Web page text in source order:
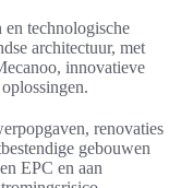
en technologische
architectuur, met
innovatieve
renovaties
gebouwen
EPC en aan